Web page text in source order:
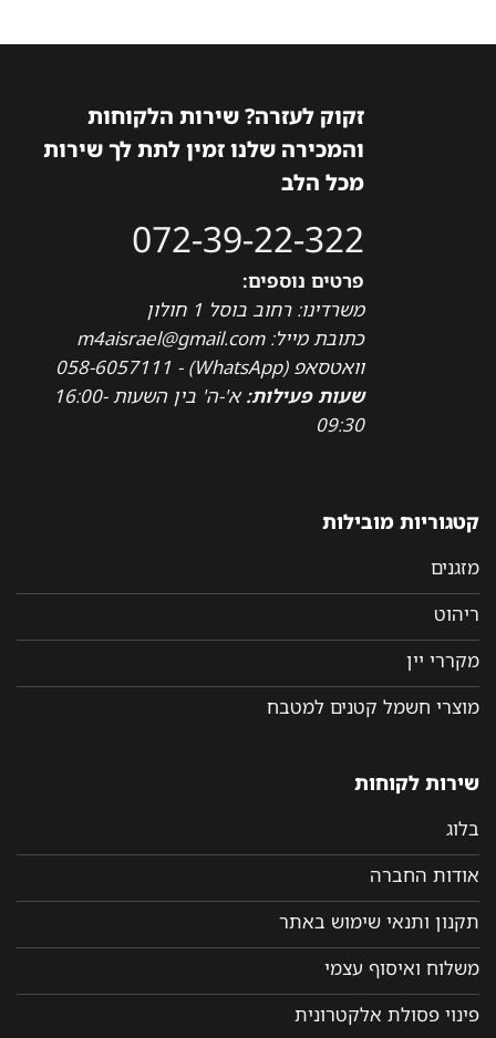
זקוק לעזרה? שירות הלקוחות
והמכירה שלנו זמין לתת לך שירות
מכל הלב
072-39-22-322
פרטים נוספים:
משרדינו: רחוב בוסל 1 חולון
כתובת מייל: m4aisrael@gmail.com
וואטסאפ (WhatsApp) - 058-6057111
שעות פעילות:
א'-ה' בין השעות 16:00-
09:30
קטגוריות מובילות
מזגנים
ריהוט
מקררי יין
מוצרי חשמל קטנים למטבח
שירות לקוחות
בלוג
אודות החברה
תקנון ותנאי שימוש באתר
משלוח ואיסוף עצמי
פינוי פסולת אלקטרונית